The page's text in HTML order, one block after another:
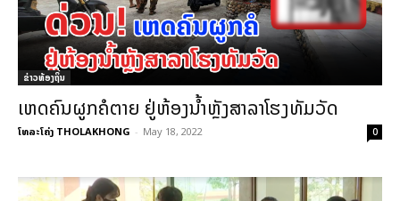
ຂ່າວທ້ອງຖິ່ນ
ເຫດຄົນຜູກຄໍຕາຍ ຢູ່ຫ້ອງນ້ຳຫຼັງສາລາໂຮງທັມວັດ
ໂທລະໂຄ່ງ THOLAKHONG - May 18, 2022 0